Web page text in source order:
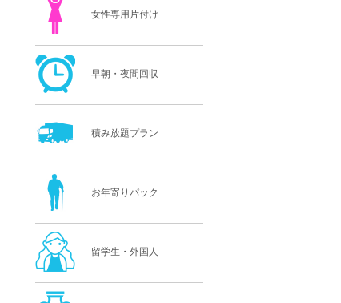
女性専用片付け
早朝・夜間回収
積み放題プラン
お年寄りパック
留学生・外国人